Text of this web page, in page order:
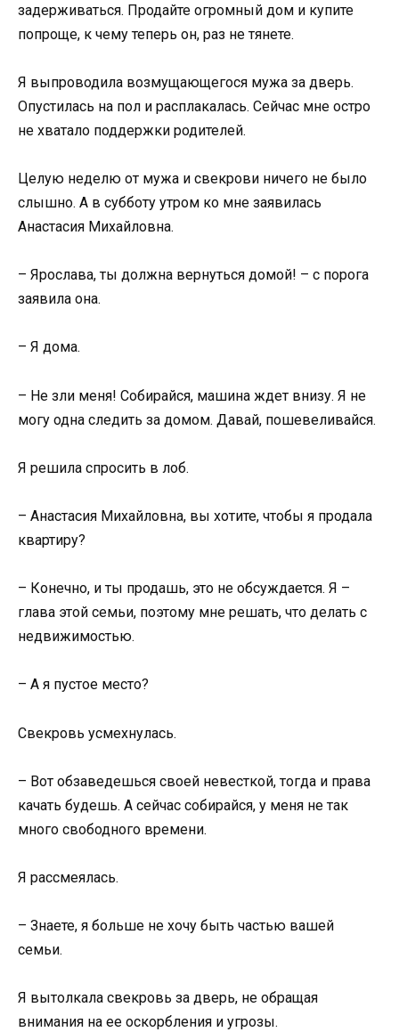
задерживаться. Продайте огромный дом и купите
попроще, к чему теперь он, раз не тянете.
Я выпроводила возмущающегося мужа за дверь.
Опустилась на пол и расплакалась. Сейчас мне остро
не хватало поддержки родителей.
Целую неделю от мужа и свекрови ничего не было
слышно. А в субботу утром ко мне заявилась
Анастасия Михайловна.
– Ярослава, ты должна вернуться домой! – с порога
заявила она.
– Я дома.
– Не зли меня! Собирайся, машина ждет внизу. Я не
могу одна следить за домом. Давай, пошевеливайся.
Я решила спросить в лоб.
– Анастасия Михайловна, вы хотите, чтобы я продала
квартиру?
– Конечно, и ты продашь, это не обсуждается. Я –
глава этой семьи, поэтому мне решать, что делать с
недвижимостью.
– А я пустое место?
Свекровь усмехнулась.
– Вот обзаведешься своей невесткой, тогда и права
качать будешь. А сейчас собирайся, у меня не так
много свободного времени.
Я рассмеялась.
– Знаете, я больше не хочу быть частью вашей
семьи.
Я вытолкала свекровь за дверь, не обращая
внимания на ее оскорбления и угрозы.